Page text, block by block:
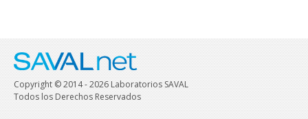
Copyright © 2014 - 2026 Laboratorios SAVAL
Todos los Derechos Reservados